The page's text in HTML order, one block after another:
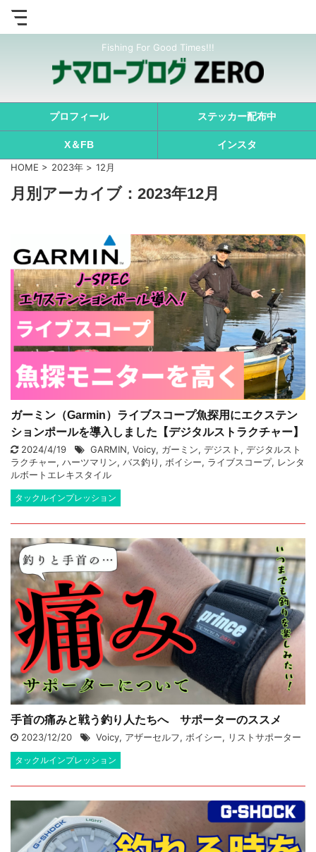
Fishing For Good Times!!!
プロフィール ステッカー配布中
X＆FB
インスタ
HOME > 2023年 > 12月
月別アーカイブ：2023年12月
ガーミン（Garmin）ライブスコープ魚探用にエクステン
ションポールを導入しました【デジタルストラクチャー】
2024/4/19 GARMIN, Voicy, ガーミン, デジスト , デジタルスト
ラクチャー, ハーツマリン, バス釣り , ボイシー, ライブスコープ, レンタ
ルボートエレキスタイル
タックルインプレッション
手首の痛みと戦う釣り人たちへ サポーターのススメ
2023/12/20 Voicy, アザーセルフ, ボイシー, リストサポーター
タックルインプレッション